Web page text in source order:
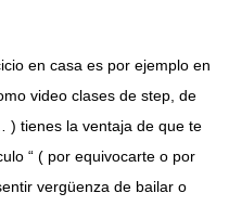
en casa es por ejemplo en
video clases de step, de
) tienes la ventaja de que te
“ ( por equivocarte o por
vergüenza de bailar o